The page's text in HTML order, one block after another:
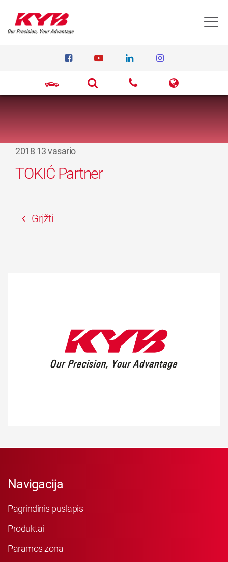
2018 13 vasario
TOKIĆ Partner
Grįžti
Navigacija
Pagrindinis puslapis
Produktai
Paramos zona